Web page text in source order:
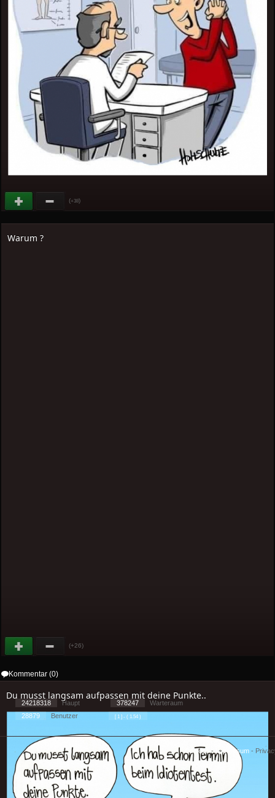
(+38)
Warum ?
(+26)
Kommentar (0)
Du musst langsam aufpassen mit deine Punkte..
24218318 Haupt 378247
Warteraum
28879
Benutzer [ 1 ] - ( 1.54 )
Cookies-Impressum -